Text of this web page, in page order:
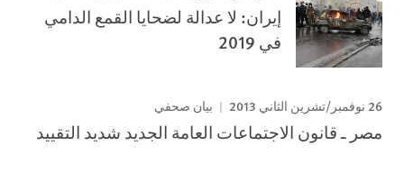
إيران: لا عدالة لضحايا القمع الدامي
في 2019
26 نوفمبر/تشرين الثاني 2013 بيان صحفي
مصر ـ قانون الاجتماعات العامة الجديد شديد التقييد